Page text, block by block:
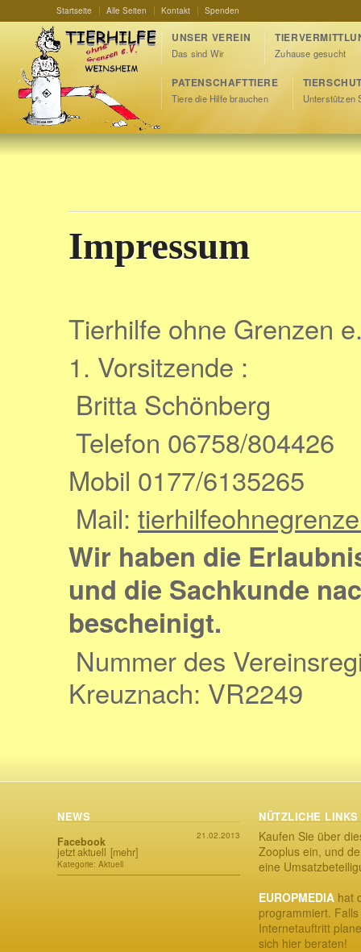
Startseite Alle Seiten Kontakt Spenden
UNSER VEREIN
Das sind Wir Zuhause gesucht
PATENSCHAFTTIERE
Tiere die Hilfe brauchen Unterstützen
Impressum
Tierhilfe ohne Grenzen
1. Vorsitzende :
Britta Schönberg
Telefon 06758/804426
Mobil 0177/6135265
Mail:
Wir haben die
und die Sachkunde
bescheinigt.
Nummer des
Kreuznach: VR2249
NEWS
21.02.2013
Facebook
jetzt aktuell [mehr]
Kategorie: Aktuell
NÜTZLICHE LINKS
Kaufen Sie über
Zooplus ein, und
eine
EUROPMEDIA hat
programmiert.
Internetauftritt
sich hier beraten!